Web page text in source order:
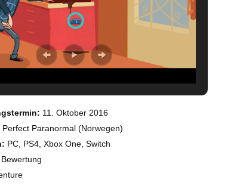
11. Oktober 2016
Perfect Paranormal (Norwegen)
PC, PS4, Xbox One, Switch